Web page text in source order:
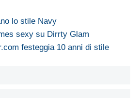
lo stile Navy
sexy su Dirrty Glam
festeggia 10 anni di stile